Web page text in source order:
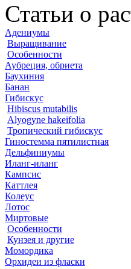
Статьи о
Адениумы
Выращивание
Особенности
Аубреция, обриета
Баухиния
Банан
Гибискус
Hibiscus mutabilis
Alyogyne hakeifolia
Тропический гибискус
Гиностемма пятилистная
Дельфиниумы
Иланг-иланг
Кампсис
Каттлея
Колеус
Лотос
Миртовые
Особенности
Кунзея и другие
Момордика
Орхидеи из фласки